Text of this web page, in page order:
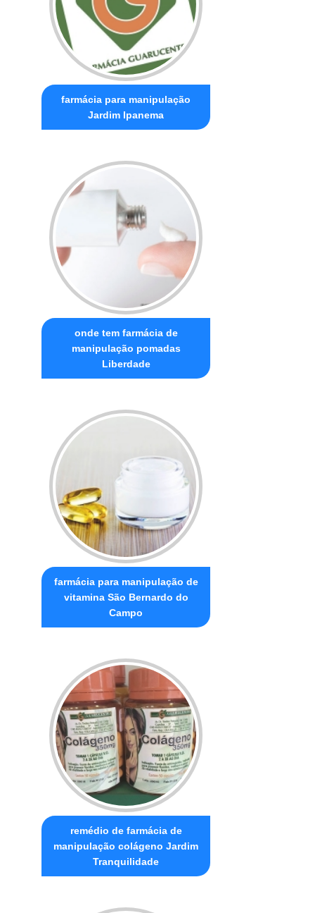
farmácia para manipulação
Jardim Ipanema
onde tem farmácia de
manipulação pomadas
Liberdade
farmácia para manipulação de
vitamina São Bernardo do
Campo
remédio de farmácia de
manipulação colágeno Jardim
Tranquilidade